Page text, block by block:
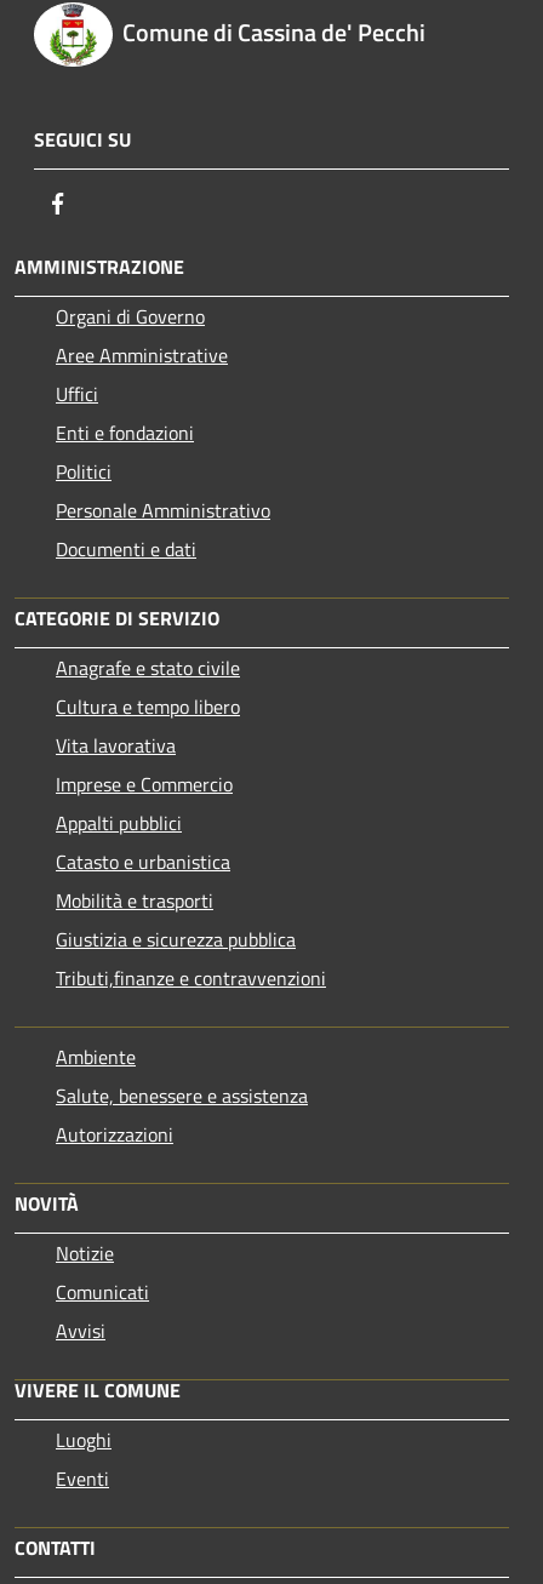
Comune di Cassina de' Pecchi
SEGUICI SU
AMMINISTRAZIONE
Organi di Governo
Aree Amministrative
Uffici
Enti e fondazioni
Politici
Personale Amministrativo
Documenti e dati
CATEGORIE DI SERVIZIO
Anagrafe e stato civile
Cultura e tempo libero
Vita lavorativa
Imprese e Commercio
Appalti pubblici
Catasto e urbanistica
Mobilità e trasporti
Giustizia e sicurezza pubblica
Tributi,finanze e contravvenzioni
Ambiente
Salute, benessere e assistenza
Autorizzazioni
NOVITÀ
Notizie
Comunicati
Avvisi
VIVERE IL COMUNE
Luoghi
Eventi
CONTATTI